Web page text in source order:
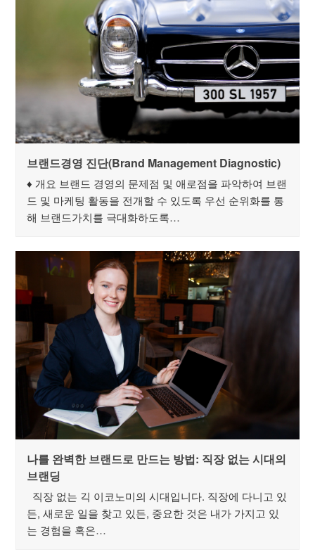
브랜드경영 진단(Brand Management Diagnostic)
♦ 개요 브랜드 경영의 문제점 및 애로점을 파악하여 브랜
드 및 마케팅 활동을 전개할 수 있도록 우선 순위화를 통
해 브랜드가치를 극대화하도록…
나를 완벽한 브랜드로 만드는 방법: 직장 없는 시대의
브랜딩
직장 없는 긱 이코노미의 시대입니다. 직장에 다니고 있
든, 새로운 일을 찾고 있든, 중요한 것은 내가 가지고 있
는 경험을 혹은…